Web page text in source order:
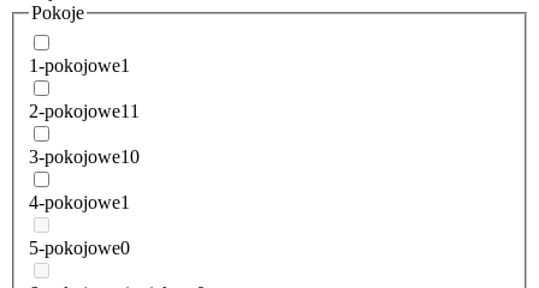
Pokoje
1-pokojowe1
2-pokojowe11
3-pokojowe10
4-pokojowe1
5-pokojowe0